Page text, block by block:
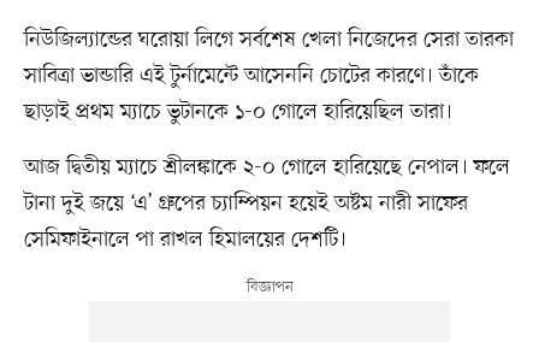
নিউজিল্যান্ডের ঘরোয়া লিগে সর্বশেষ খেলা নিজেদের সেরা তারকা
সাবিত্রা ভান্ডারি এই টুর্নামেন্টে আসেননি চোটের কারণে। তাঁকে
ছাড়াই প্রথম ম্যাচে ভুটানকে ১-০ গোলে হারিয়েছিল তারা।
আজ দ্বিতীয় ম্যাচে শ্রীলঙ্কাকে ২-০ গোলে হারিয়েছে নেপাল। ফলে
টানা দুই জয়ে ‘এ’ গ্রুপের চ্যাম্পিয়ন হয়েই অষ্টম নারী সাফের
সেমিফাইনালে পা রাখল হিমালয়ের দেশটি।